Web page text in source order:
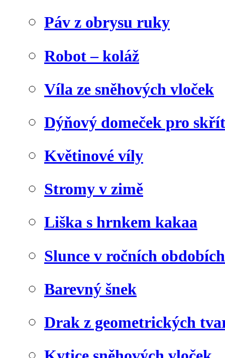
Páv z obrysu ruky
Robot – koláž
Víla ze sněhových vloček
Dýňový domeček pro
Květinové víly
Stromy v zimě
Liška s hrnkem kakaa
Slunce v ročních obdobích
Barevný šnek
Drak z geometrických